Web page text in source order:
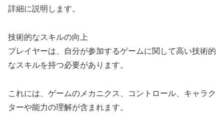
詳細に説明します。
技術的なスキルの向上
プレイヤーは、自分が参加するゲームに関して高い技術的
なスキルを持つ必要があります。
これには、ゲームのメカニクス、コントロール、キャラク
ターや能力の理解が含まれます。